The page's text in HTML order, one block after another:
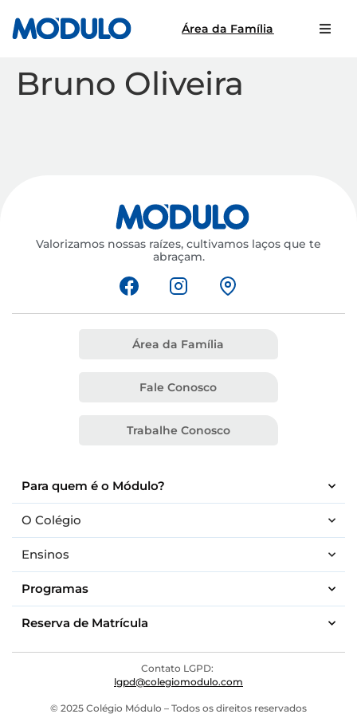
Área da Família
Bruno Oliveira
Valorizamos nossas raízes, cultivamos laços que te
abraçam.
Para quem é o Módulo?
O Colégio
Ensinos
Programas
Reserva de Matrícula
Área da Família
Fale Conosco
Trabalhe Conosco
Contato LGPD:
lgpd@colegiomodulo.com
© 2025 Colégio Módulo – Todos os direitos reservados